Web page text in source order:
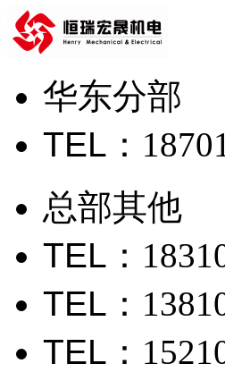
华东分部
TEL ：
总部其他
TEL ：
TEL ：
TEL ：